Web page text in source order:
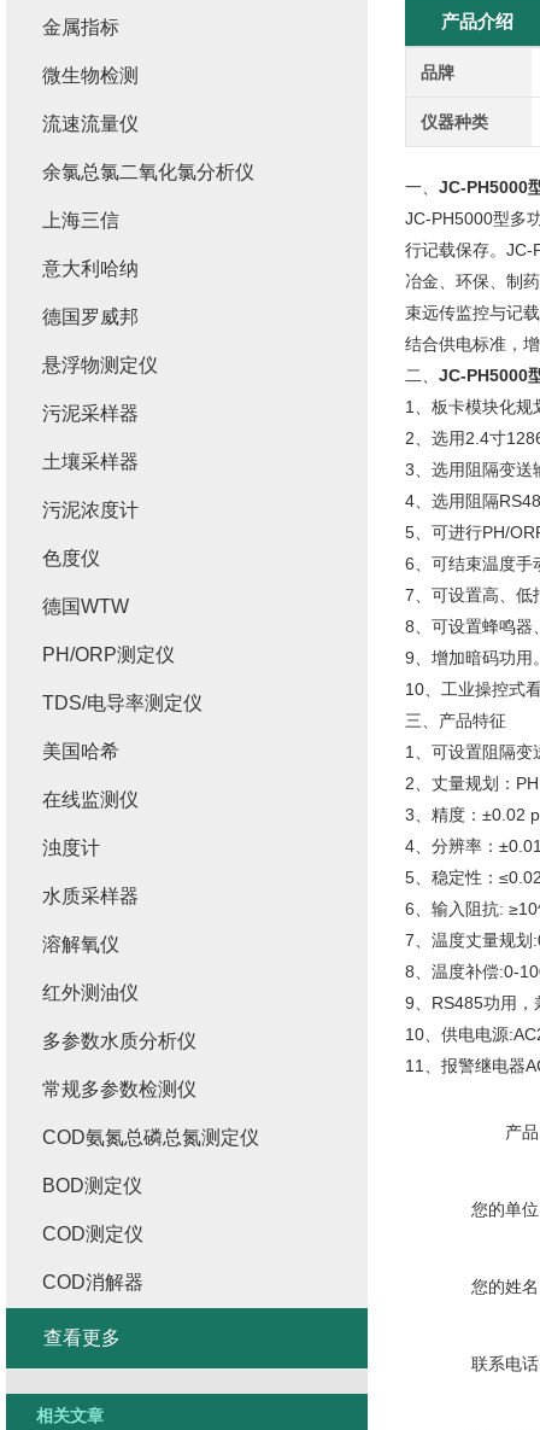
产品介绍
品牌
仪器种类
一、 JC-PH5000
JC-PH5000型多
行记载保存。JC-
冶金、环保、制
束远传监控与记
结合供电标准，
二、 JC-PH5000
1、板卡模块化规
2、选用2.4寸
3、选用阻隔变送
4、选用阻隔
5、可进行PH/
6、可结束温度手
7、可设置高、低
8、可设置蜂鸣器
9、增加暗码功用
10、工业操控式
三、产品特征
1、可设置阻隔
2、丈量规划：
3、精度：±0.02
4、分辨率：
5、稳定性：
6、输入阻抗:
7、温度丈量规划
8、温度补偿:0-
9、RS485功用，
10、供电电源
11、报警继电器
产
您的单
您的姓
联系电
金属指标
微生物检测
流速流量仪
余氯总氯二氧化氯分析仪
上海三信
意大利哈纳
德国罗威邦
悬浮物测定仪
污泥采样器
土壤采样器
污泥浓度计
色度仪
德国WTW
PH/ORP测定仪
TDS/电导率测定仪
美国哈希
在线监测仪
浊度计
水质采样器
溶解氧仪
红外测油仪
多参数水质分析仪
常规多参数检测仪
COD氨氮总磷总氮测定仪
BOD测定仪
COD测定仪
COD消解器
查看更多
相关文章